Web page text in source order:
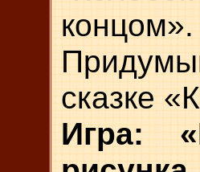
концом».
сказке
Игра: